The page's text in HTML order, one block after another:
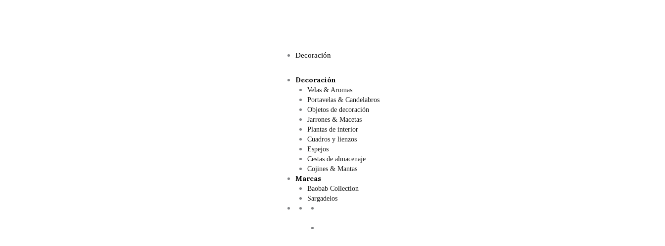
Decoración
Decoración
Velas & Aromas
Portavelas & Candelabros
Objetos de decoración
Jarrones & Macetas
Plantas de interior
Cuadros y lienzos
Espejos
Cestas de almacenaje
Cojines & Mantas
Marcas
Baobab Collection
Sargadelos